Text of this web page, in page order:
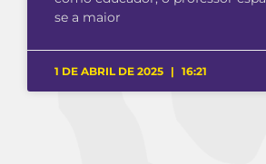
se a maior
1 DE ABRIL DE 2025 16:21